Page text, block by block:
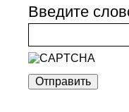
Введите